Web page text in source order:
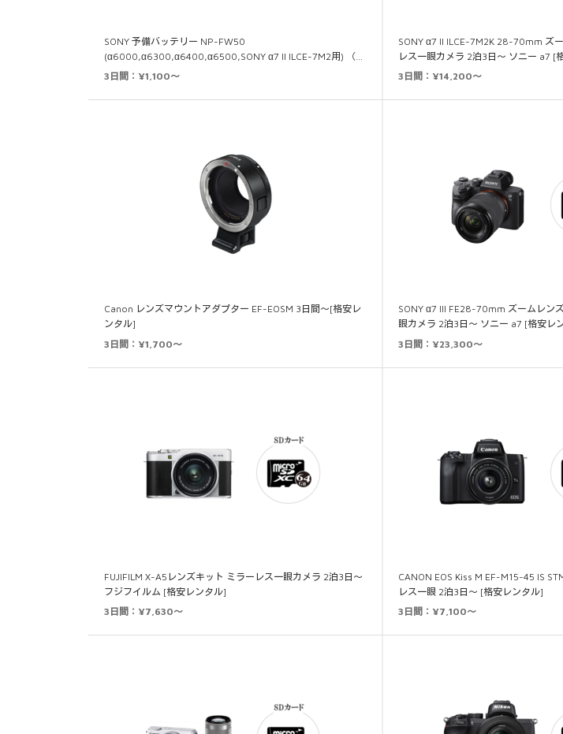
SONY 予備バッテリー NP-FW50
(α6000,α6300,α6400,α6500,SONY α7 II ILCE-7M2用) （…
3日間：¥1,100～
SONY α7 II ILCE-7M2K 28-70mm ズ
レス一眼カメラ 2泊3日～ ソニー a7 [
3日間：¥14,200～
Canon レンズマウントアダプター EF-EOSM 3日間～[格安レ
ンタル]
3日間：¥1,700～
SONY α7 III FE28-70mm ズームレン
眼カメラ 2泊3日～ ソニー a7 [格安レ
3日間：¥23,300～
FUJIFILM X-A5レンズキット ミラーレス一眼カメラ 2泊3日～
フジフイルム [格安レンタル]
3日間：¥7,630～
CANON EOS Kiss M EF-M15-45 IS
レス一眼 2泊3日～ [格安レンタル]
3日間：¥7,100～